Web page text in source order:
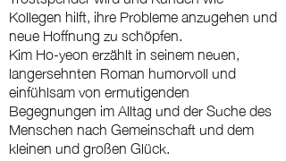
Kollegen hilft, ihre Probleme anzugehen und
neue Hoffnung zu schöpfen.
Kim Ho-yeon erzählt in seinem neuen,
langersehnten Roman humorvoll und
einfühlsam von ermutigenden
Begegnungen im Alltag und der Suche des
Menschen nach Gemeinschaft und dem
kleinen und großen Glück.